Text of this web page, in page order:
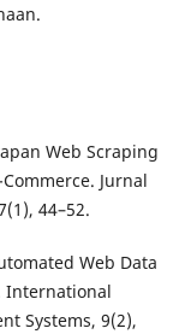
Web Scraping
Jurnal
44–52.
Web Data
International
Systems, 9(2),